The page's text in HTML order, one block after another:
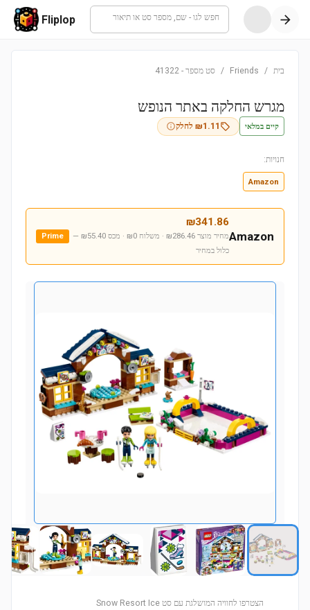
חפש לגו - שם, מספר סט או תיאור Fliplop
בית /
Friends
/ סט מספר -
41322
מגרש החלקה באתר הנופש
קיים במלאי ₪1.11 לחלק
חנויות:
Amazon
Amazon
₪341.86
מחיר מוצר ₪286.46 · משלוח ₪0 · מכס ₪55.40
—
כלול במחיר
Prime
הצטרפו לחוויה המושלגת עם סט Snow Resort Ice